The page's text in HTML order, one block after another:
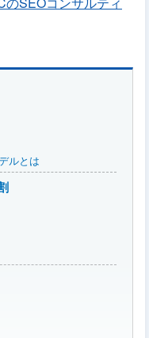
ルとは